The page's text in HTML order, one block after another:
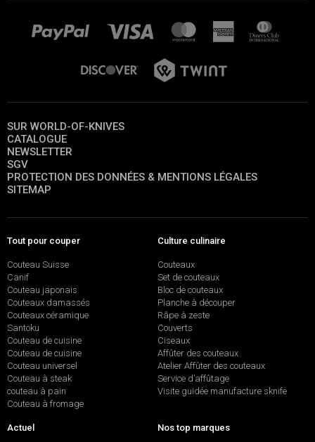
SUR WORLD-OF-KNIVES
CATALOGUE
NEWSLETTER
SGV
PROTECTION DES DONNÉES & MENTIONS LÉGALES
SITEMAP
Tout pour couper
Couteau Suisse
Canif
Couteau japonais
Couteaux damassés
Couteaux céramique
Santoku
Couteau de cuisine
Couteau de cuisine
Couteau universel
Couteau à steak
couteau à pain
Couteau à fromage
Culture culinaire
Couteaux
Set de couteaux
Bloc de couteaux
Planche à découper
Râpe à zeste
Couverts
Ciseaux
Affûter des couteaux
Atelier Affûter des couteaux
Service d’affûtage
Visite guidée manufacture sknife
Actuel Nos top marques